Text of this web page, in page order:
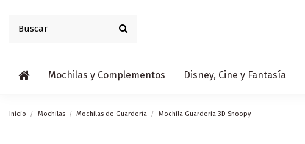
Mochilas y Complementos Disney, Cine y Fantasía
Inicio Mochilas Mochilas de Guardería Mochila Guarderia 3D Snoopy